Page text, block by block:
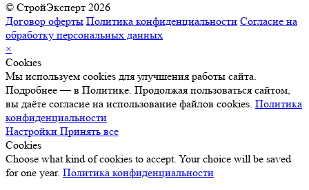
© СтройЭксперт 2026
Договор оферты Политика конфиденциальности Согласие на
обработку персональных данных
×
Cookies
Мы используем cookies для улучшения работы сайта.
Подробнее — в Политике. Продолжая пользоваться сайтом,
вы даёте согласие на использование файлов cookies. Политика
конфиденциальности
Настройки Принять все
Cookies
Choose what kind of cookies to accept. Your choice will be saved
for one year. Политика конфиденциальности